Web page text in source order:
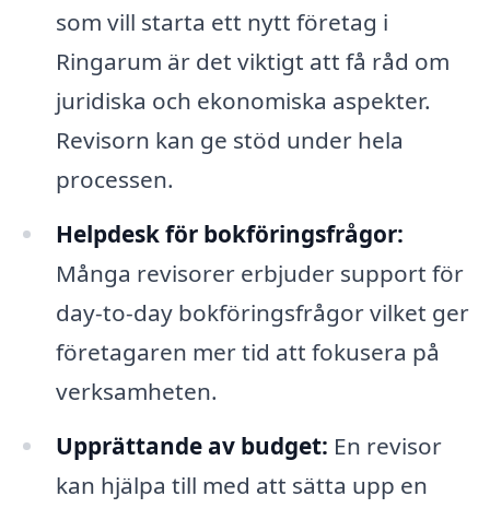
som vill starta ett nytt företag i
Ringarum är det viktigt att få råd om
juridiska och ekonomiska aspekter.
Revisorn kan ge stöd under hela
processen.
Helpdesk för bokföringsfrågor:
Många revisorer erbjuder support för
day-to-day bokföringsfrågor vilket ger
företagaren mer tid att fokusera på
verksamheten.
Upprättande av budget: En revisor
kan hjälpa till med att sätta upp en